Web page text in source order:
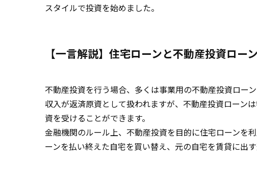
スタイルで投資を始めました。
【一言解説】住宅ローンと不動産投資ロー
不動産投資を行う場合、多くは事業用の不動産投資ロー
収入が返済原資として扱われますが、不動産投資ローン
資を受けることができます。
金融機関のルール上、不動産投資を目的に住宅ローンを
ーンを払い終えた自宅を買い替え、元の自宅を賃貸に出